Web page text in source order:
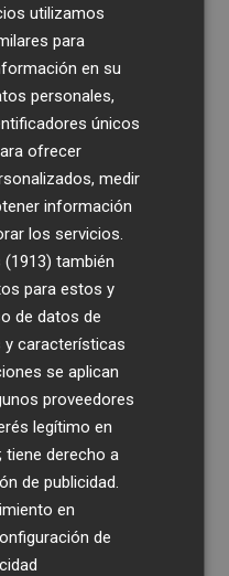
utilizamos
para
en su
personales,
únicos
ofrecer
medir
información
los servicios.
también
para estos y
de datos de
características
se aplican
proveedores
legítimo en
tiene derecho a
de publicidad
en
de